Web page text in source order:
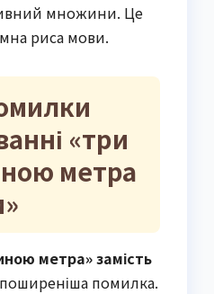
множини. Це
риса мови.
«три
метра
метра» замість
помилка.